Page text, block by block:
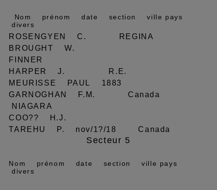
Nom prénom date section ville pays
divers
ROSENGYEN C. REGINA
BROUGHT W.
FINNER
HARPER J. R.E.
MEURISSE PAUL 1883
GARNOGHAN F.M. Canada
NIAGARA
COO?? H.J.
TAREHU P. nov/1?/18 Canada
Secteur 5
Nom prénom date section ville pays
divers